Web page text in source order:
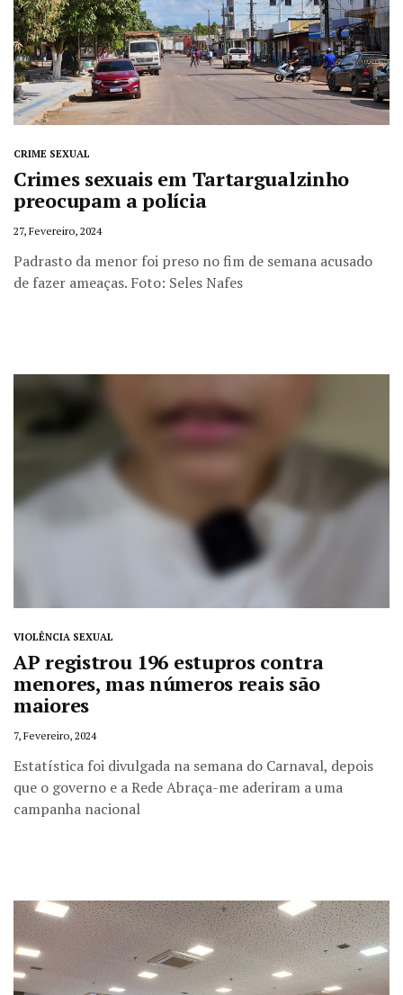
CRIME SEXUAL
Crimes sexuais em Tartargualzinho
preocupam a polícia
27, Fevereiro, 2024
Padrasto da menor foi preso no fim de semana acusado
de fazer ameaças. Foto: Seles Nafes
VIOLÊNCIA SEXUAL
AP registrou 196 estupros contra
menores, mas números reais são
maiores
7, Fevereiro, 2024
Estatística foi divulgada na semana do Carnaval, depois
que o governo e a Rede Abraça-me aderiram a uma
campanha nacional